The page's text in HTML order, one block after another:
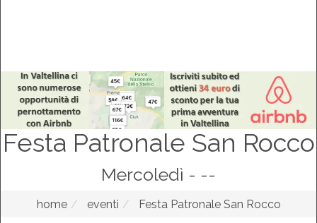
Festa Patronale San Rocco
Mercoledì - --
home eventi Festa Patronale San Rocco